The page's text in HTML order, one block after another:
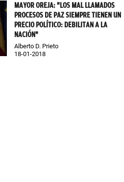
MAYOR OREJA: "LOS MAL LLAMADOS
PROCESOS DE PAZ SIEMPRE TIENEN UN
PRECIO POLÍTICO: DEBILITAN A LA
NACIÓN"
Alberto D. Prieto
18-01-2018